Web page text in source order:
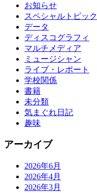
お知らせ
スペシャルトピック
データ
ディスコグラフィ
マルチメディア
ミュージシャン
ライブ・レポート
学校関係
書籍
未分類
気まぐれ日記
趣味
アーカイブ
2026年6月
2026年4月
2026年3月